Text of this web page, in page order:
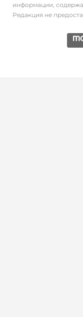
информации,
Редакция не